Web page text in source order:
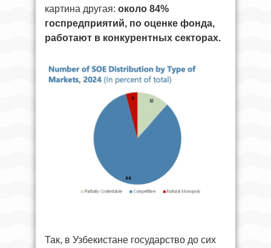
картина другая: около 84%
госпредприятий, по оценке фонда,
работают в конкурентных секторах.
Так, в Узбекистане государство до сих